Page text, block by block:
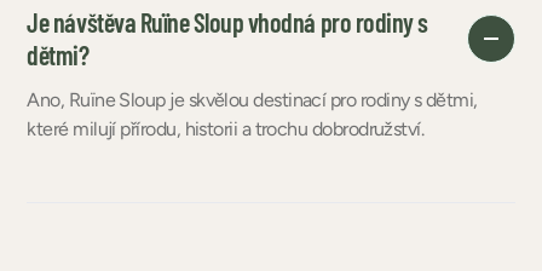
Je návštěva Ruïne Sloup vhodná pro rodiny s
dětmi?
Ano, Ruïne Sloup je skvělou destinací pro rodiny s dětmi,
které milují přírodu, historii a trochu dobrodružství.